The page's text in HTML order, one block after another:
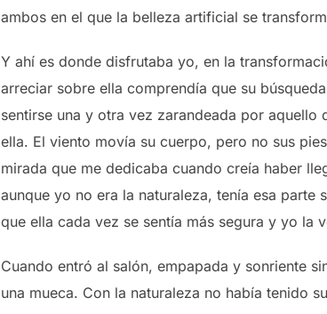
ambos en el que la belleza artificial se
Y ahí es donde disfrutaba yo, en la
arreciar sobre ella comprendía que su
sentirse una y otra vez zarandeada por
ella. El viento movía su cuerpo, pero no sus
mirada que me dedicaba cuando creía haber
aunque yo no era la naturaleza, tenía esa
que ella cada vez se sentía más segura y yo la
Cuando entró al salón, empapada y sonriente
una mueca. Con la naturaleza no había tenido